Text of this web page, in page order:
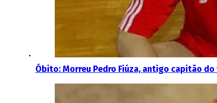
Óbito: Morreu Pedro Fiúza, antigo capitão